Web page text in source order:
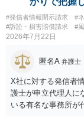
は、その表現部分
の著作権は撮影者に
（著作権法2条・17
等は別として、一
材を希望に沿って
いと考えられます。
ても、その権利は当
実績として掲載する
#発信者情報開示請求 #
#訴訟・損害賠償請求
#
2026年7月22日
匿名A 弁護士
X社に対する発信者
護士が申立代理人に
いる有名な事務所が